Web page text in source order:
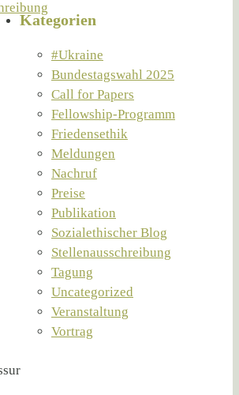
Kategorien
#Ukraine
Bundestagswahl 2025
Call for Papers
Fellowship-Programm
Friedensethik
Meldungen
Nachruf
Preise
Publikation
Sozialethischer Blog
Stellenausschreibung
Tagung
Uncategorized
Veranstaltung
Vortrag